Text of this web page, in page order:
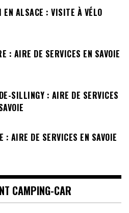
EN ALSACE : VISITE À VÉLO
: AIRE DE SERVICES EN SAVOIE
SILLINGY : AIRE DE SERVICES
: AIRE DE SERVICES EN SAVOIE
CAMPING-CAR